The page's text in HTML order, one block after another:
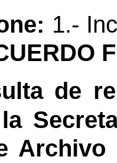
1.-
de